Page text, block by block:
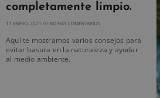
completamente limpio.
11 ENERO, 2021 NO HAY COMENTARIOS
Aquí te mostramos varios consejos para
evitar basura en la naturaleza y ayudar
al medio ambiente.